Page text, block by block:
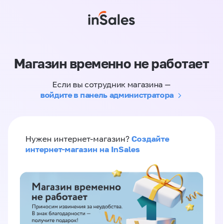
Магазин временно не работает
Если вы сотрудник магазина —
войдите в панель администратора
Нужен интернет-магазин? Создайте
интернет-магазин на InSales